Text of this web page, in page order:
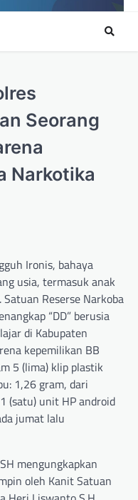
Seorang
Narkotika
Ironis, bahaya
usia, termasuk anak
Reserse Narkoba
“DD” berusia
di Kabupaten
kepemilikan BB
5 (lima) klip plastik
1,26 gram, dari
(satu) unit HP android
jumat lalu
mengungkapkan
oleh Kanit Satuan